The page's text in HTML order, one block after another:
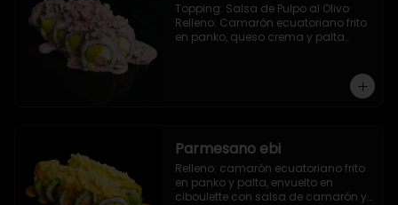
Topping: Salsa de Pulpo al Olivo
Relleno: Camarón ecuatoriano frito
en panko, queso crema y palta
Parmesano ebi
Relleno: camarón ecuatoriano frito
en panko y palta, envuelto en
ciboulette con salsa de camarón y